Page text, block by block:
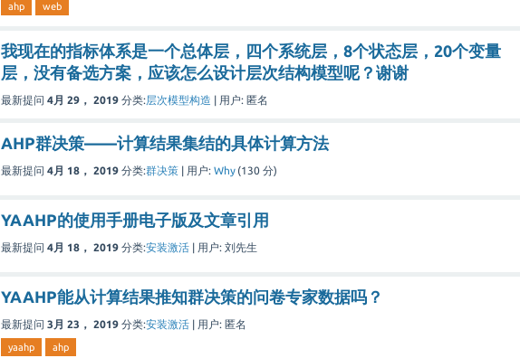
ahp web
我现在的指标体系是一个总体层，四个系统层，8个状态层，20个变量
层，没有备选方案，应该怎么设计层次结构模型呢？谢谢
最新提问 4月 29， 2019 分类:层次模型构造 | 用户: 匿名
AHP群决策——计算结果集结的具体计算方法
最新提问 4月 18， 2019 分类:群决策 | 用户: Why (130 分)
YAAHP的使用手册电子版及文章引用
最新提问 4月 18， 2019 分类:安装激活 | 用户: 刘先生
YAAHP能从计算结果推知群决策的问卷专家数据吗？
最新提问 3月 23， 2019 分类:安装激活 | 用户: 匿名
yaahp ahp